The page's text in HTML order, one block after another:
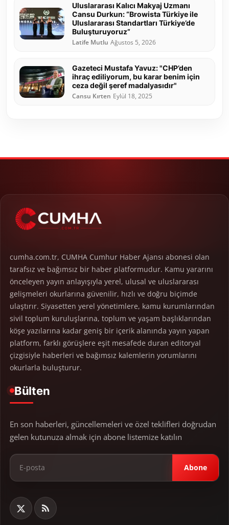
Uluslararası Kalıcı Makyaj Uzmanı
Cansu Durkun: “Browista Türkiye ile
Uluslararası Standartları Türkiye’de
Buluşturuyoruz”
Latife Mutlu Ağustos 5, 2026
Gazeteci Mustafa Yavuz: "CHP’den
ihraç ediliyorum, bu karar benim için
ceza değil şeref madalyasıdır"
Cansu Kırten Eylül 18, 2025
cumha.com.tr, CUMHA Cumhur Haber Ajansı abonesi olan
tarafsız ve bağımsız bir haber platformudur. Kamu yararını
önceleyen yayın anlayışıyla yerel, ulusal ve uluslararası
gelişmeleri okurlarına güvenilir, hızlı ve doğru biçimde
ulaştırır. Siyasetten yerel yönetimlere, kamu kurumlarından
sivil toplum kuruluşlarına, toplum ve yaşam başlıklarından
köşe yazılarına kadar geniş bir içerik alanında yayın yapan
platform, farklı görüşlere eşit mesafede duran editoryal
çizgisiyle haberleri ve bağımsız kalemlerin yorumlarını
okurlarla buluşturur.
Bülten
En son haberleri, güncellemeleri ve özel teklifleri doğrudan
gelen kutunuza almak için abone listemize katılın
Abone